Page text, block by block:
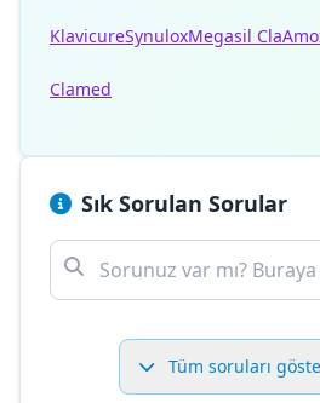
KlavicureSynuloxMegasil Cla
Clamed
Sık Sorulan Sorular
Tüm soruları